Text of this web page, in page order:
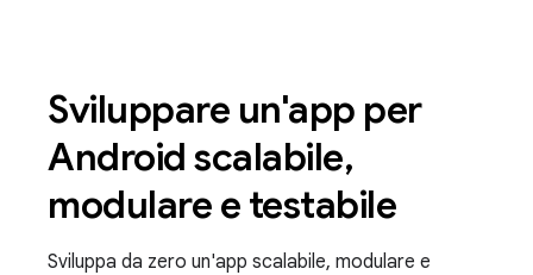
Sviluppare un'app per
Android scalabile,
modulare e testabile
Sviluppa da zero un'app scalabile, modulare e